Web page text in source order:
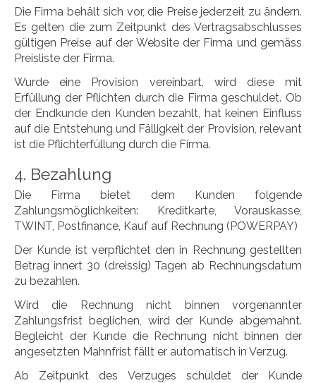
Die Firma behält sich vor, die Preise jederzeit zu ändern.
Es gelten die zum Zeitpunkt des Vertragsabschlusses
gültigen Preise auf der Website der Firma und gemäss
Preisliste der Firma.
Wurde eine Provision vereinbart, wird diese mit
Erfüllung der Pflichten durch die Firma geschuldet. Ob
der Endkunde den Kunden bezahlt, hat keinen Einfluss
auf die Entstehung und Fälligkeit der Provision, relevant
ist die Pflichterfüllung durch die Firma.
4. Bezahlung
Die Firma bietet dem Kunden folgende
Zahlungsmöglichkeiten: Kreditkarte, Vorauskasse,
TWINT, Postfinance, Kauf auf Rechnung (POWERPAY)
Der Kunde ist verpflichtet den in Rechnung gestellten
Betrag innert 30 (dreissig) Tagen ab Rechnungsdatum
zu bezahlen.
Wird die Rechnung nicht binnen vorgenannter
Zahlungsfrist beglichen, wird der Kunde abgemahnt.
Begleicht der Kunde die Rechnung nicht binnen der
angesetzten Mahnfrist fällt er automatisch in Verzug.
Ab Zeitpunkt des Verzuges schuldet der Kunde